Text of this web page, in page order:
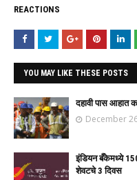
REACTIONS
YOU MAY LIKE THESE POSTS
दहावी पास आहात
December
इंडियन बँकेमध्ये
शेवटचे 3 दिवस